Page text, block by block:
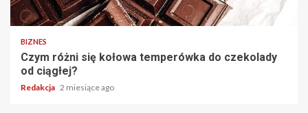
BIZNES
Czym różni się kołowa temperówka do czekolady
od ciągłej?
Redakcja 2 miesiące ago